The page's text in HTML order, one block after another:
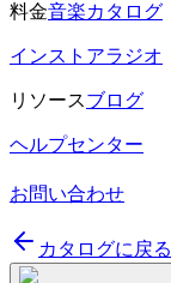
料金音楽カタログ
インストアラジオ
リソースブログ
ヘルプセンター
お問い合わせ
カタログに戻る